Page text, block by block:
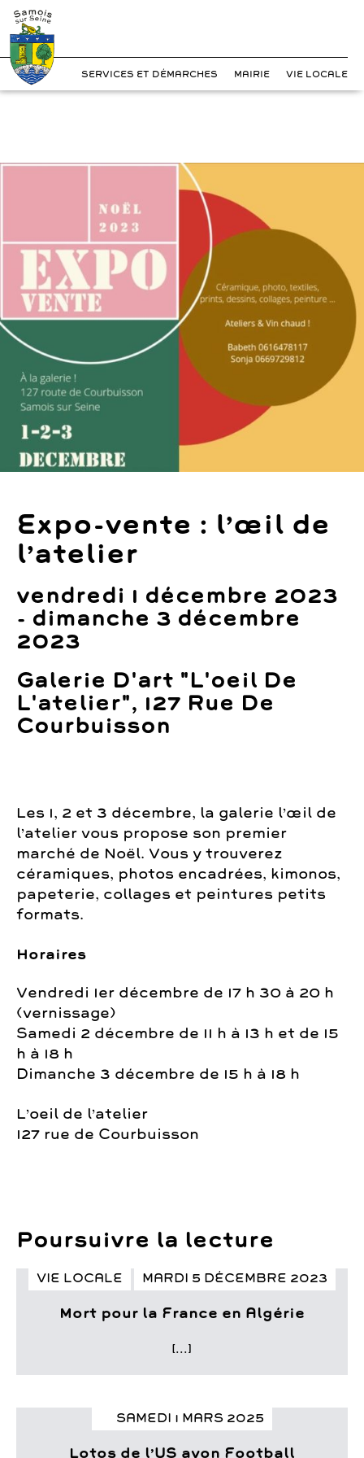
?>
Skip
to
content
SERVICES ET DÉMARCHES MAIRIE VIE LOCALE
Expo-vente : l’œil de
l’atelier
vendredi 1 décembre 2023
- dimanche 3 décembre
2023
Galerie D'art "L'oeil De
L'atelier", 127 Rue De
Courbuisson
Les 1, 2 et 3 décembre, la galerie l’œil de
l’atelier vous propose son premier
marché de Noël. Vous y trouverez
céramiques, photos encadrées, kimonos,
papeterie, collages et peintures petits
formats.
Horaires
Vendredi 1er décembre de 17 h 30 à 20 h
(vernissage)
Samedi 2 décembre de 11 h à 13 h et de 15
h à 18 h
Dimanche 3 décembre de 15 h à 18 h
L’oeil de l’atelier
127 rue de Courbuisson
Poursuivre la lecture
VIE LOCALE MARDI 5 DÉCEMBRE 2023
Mort pour la France en Algérie
[...]
SAMEDI 1 MARS 2025
Lotos de l’US avon Football
Cookies management panel